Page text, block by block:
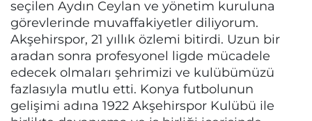
seçilen Aydın Ceylan ve yönetim kuruluna
görevlerinde muvaffakiyetler diliyorum.
Akşehirspor, 21 yıllık özlemi bitirdi. Uzun bir
aradan sonra profesyonel ligde mücadele
edecek olmaları şehrimizi ve kulübümüzü
fazlasıyla mutlu etti. Konya futbolunun
gelişimi adına 1922 Akşehirspor Kulübü ile